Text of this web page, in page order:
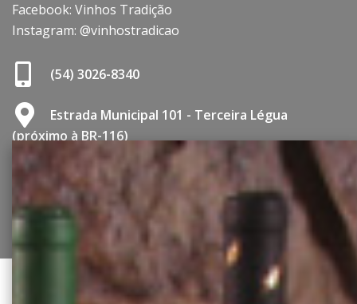
Facebook: Vinhos Tradição
Instagram: @vinhostradicao
(54) 3026-8340
Estrada Municipal 101 - Terceira Légua
(próximo à BR-116)
http://vinhostradicao.com.br/